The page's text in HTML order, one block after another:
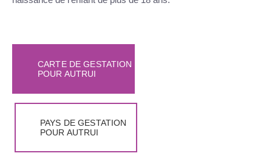
CARTE DE GESTATION
POUR AUTRUI
PAYS DE GESTATION
POUR AUTRUI